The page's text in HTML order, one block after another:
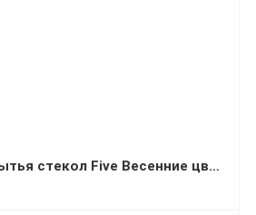
Средство для мытья стекол Five Весенние цветы 500 мл с дозатором